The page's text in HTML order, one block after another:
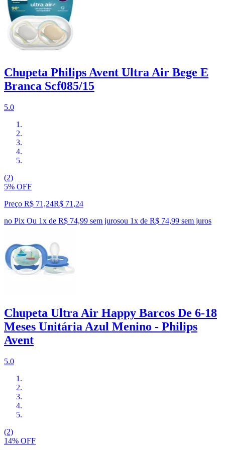
Chupeta Philips Avent Ultra Air Bege E
Branca Scf085/15
5.0
(2)
5% OFF
Preço R$ 71,24R$ 71 ,24
no Pix Ou 1x de R$ 74,99 sem jurosou 1x de R$ 74,99 sem juros
Chupeta Ultra Air Happy Barcos De 6-18
Meses Unitária Azul Menino - Philips
Avent
5.0
(2)
14% OFF